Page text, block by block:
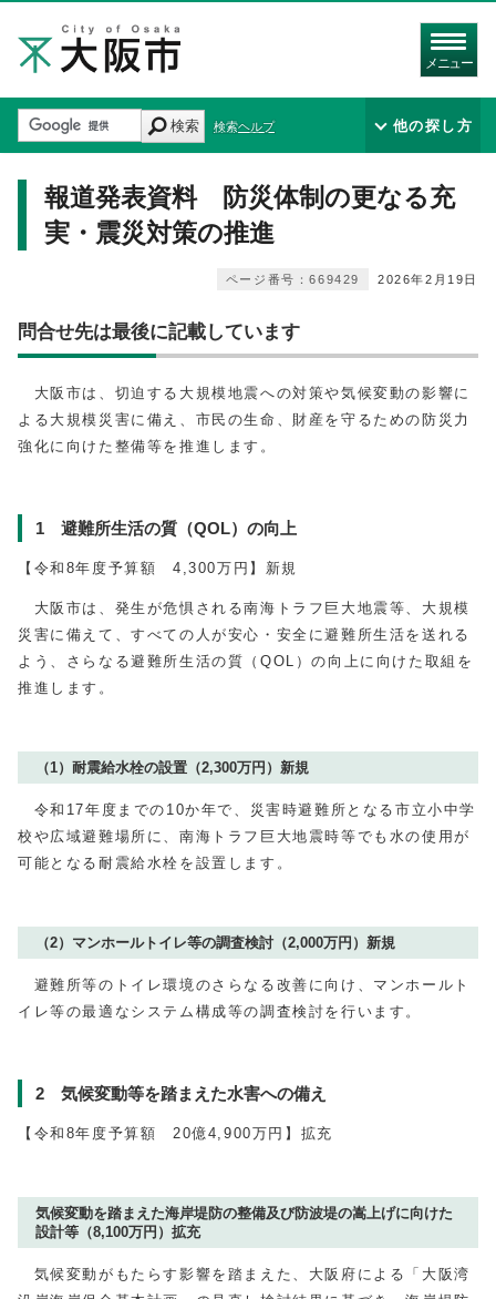
メニュー
検索 検索ヘルプ 他の探し方
報道発表資料 防災体制の更なる充
実・震災対策の推進
2026年2月19日
ページ番号：669429
問合せ先は最後に記載しています
大阪市は、切迫する大規模地震への対策や気候変動の影響に
よる大規模災害に備え、市民の生命、財産を守るための防災力
強化に向けた整備等を推進します。
1 避難所生活の質（QOL）の向上
【令和8年度予算額 4,300万円】新規
大阪市は、発生が危惧される南海トラフ巨大地震等、大規模
災害に備えて、すべての人が安心・安全に避難所生活を送れる
よう、さらなる避難所生活の質（QOL）の向上に向けた取組を
推進します。
（1）耐震給水栓の設置（2,300万円）新規
令和17年度までの10か年で、災害時避難所となる市立小中学
校や広域避難場所に、南海トラフ巨大地震時等でも水の使用が
可能となる耐震給水栓を設置します。
（2）マンホールトイレ等の調査検討（2,000万円）新規
避難所等のトイレ環境のさらなる改善に向け、マンホールト
イレ等の最適なシステム構成等の調査検討を行います。
2 気候変動等を踏まえた水害への備え
【令和8年度予算額 20億4,900万円】拡充
気候変動を踏まえた海岸堤防の整備及び防波堤の嵩上げに向けた
設計等（8,100万円）拡充
気候変動がもたらす影響を踏まえた、大阪府による「大阪湾